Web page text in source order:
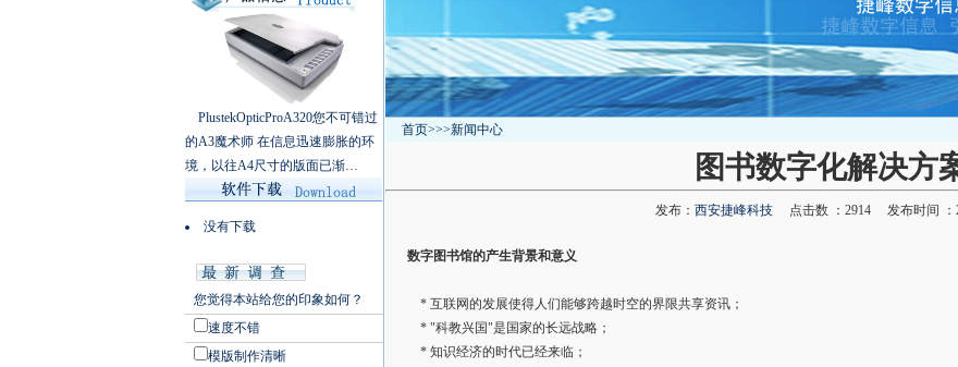
PlustekOpticProA320您不可错过
的A3魔术师 在信息迅速膨胀的环
境，以往A4尺寸的版面已渐…
没有下载
您觉得本站给您的印象如何？
速度不错
模版制作清晰
首页>>>新闻中心
图书数字化解决方
发布： 西安捷峰科技 点击数 ：2914 发布时间 ：
数字图书馆的产生背景和意义
* 互联网的发展使得人们能够跨越时空的界限共享资讯；
* "科教兴国"是国家的长远战略；
* 知识经济的时代已经来临；